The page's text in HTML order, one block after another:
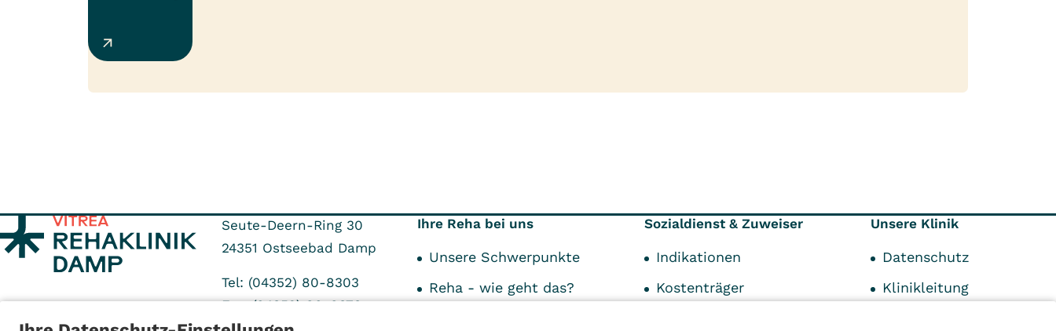
Seute-Deern-Ring 30
24351 Ostseebad Damp
Tel: (04352) 80-8303
Fax: (04352) 80-8373
Ihre Reha bei uns
Unsere Schwerpunkte
Reha - wie geht das?
Sozialdienst & Zuweiser
Indikationen
Kostenträger
Unsere Klinik
Datenschutz
Klinikleitung